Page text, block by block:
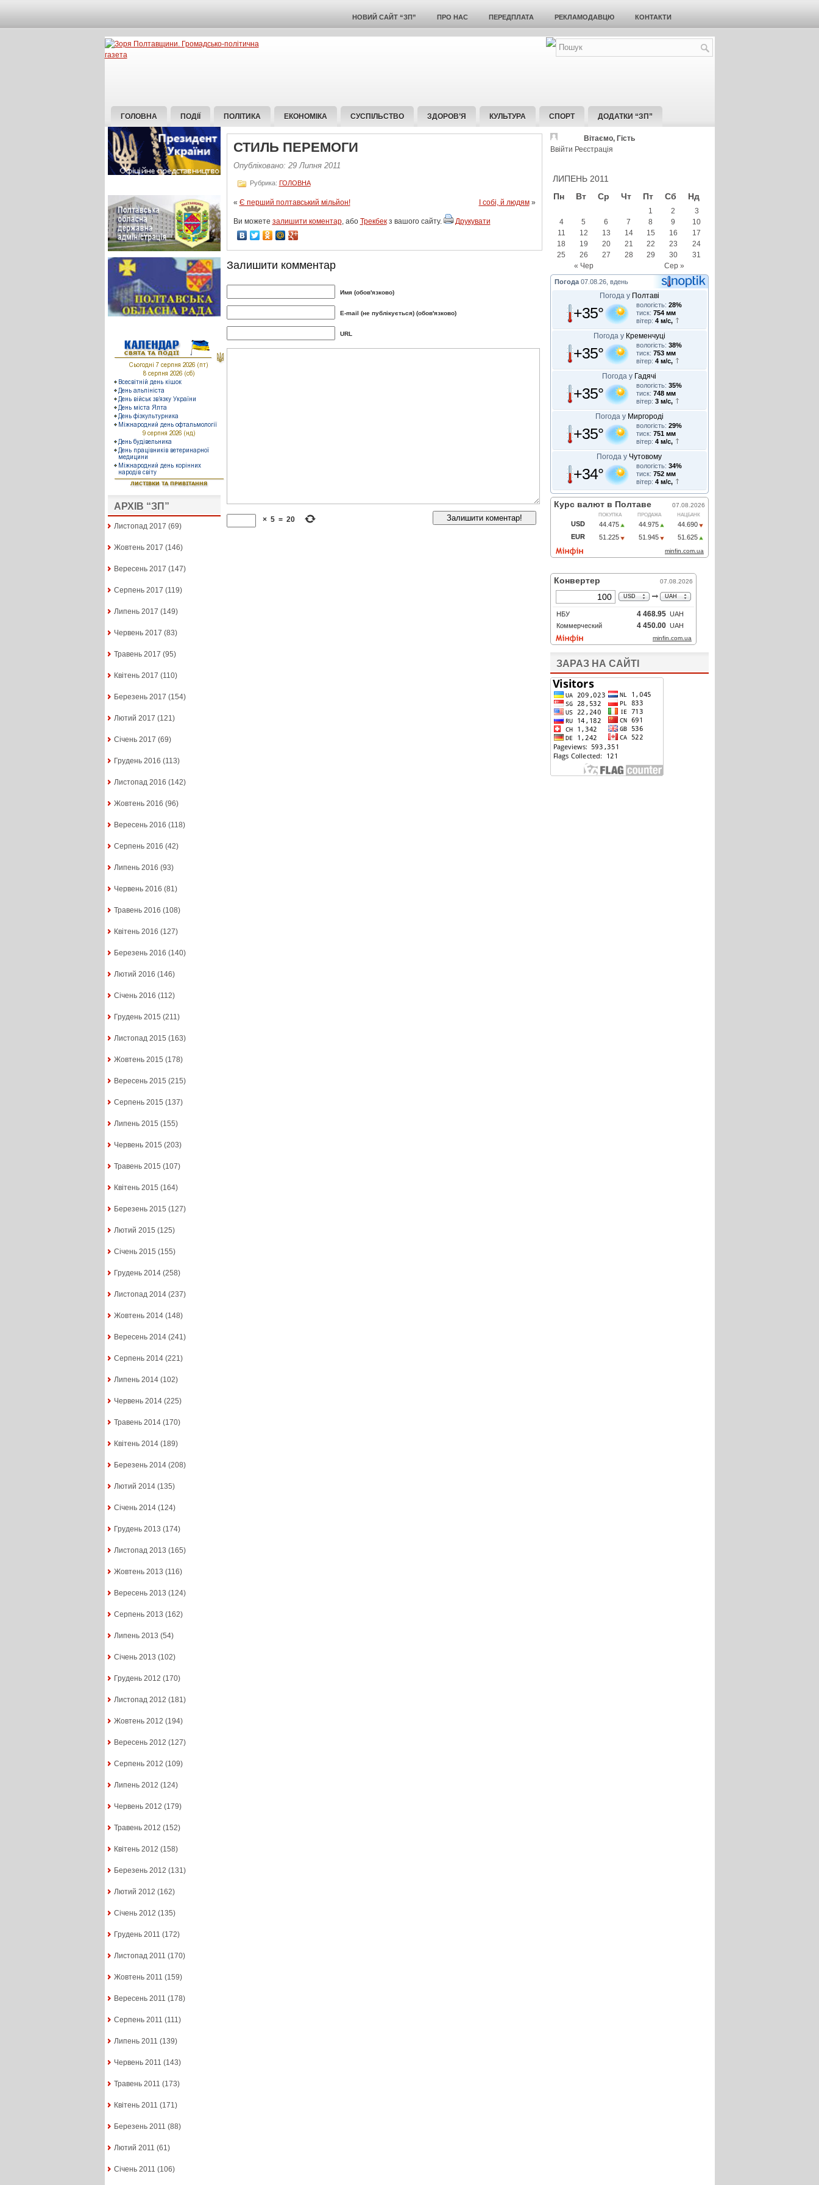
НОВИЙ САЙТ “ЗП” ПРО НАС ПЕРЕДПЛАТА РЕКЛАМОДАВЦЮ КОНТАКТИ
ГОЛОВНА ПОДІЇ ПОЛІТИКА ЕКОНОМІКА СУСПІЛЬСТВО ЗДОРОВ’Я КУЛЬТУРА СПОРТ ДОДАТКИ “ЗП”
АРХІВ “ЗП”
Листопад 2017 (69)
Жовтень 2017 (146)
Вересень 2017 (147)
Серпень 2017 (119)
Липень 2017 (149)
Червень 2017 (83)
Травень 2017 (95)
Квітень 2017 (110)
Березень 2017 (154)
Лютий 2017 (121)
Січень 2017 (69)
Грудень 2016 (113)
Листопад 2016 (142)
Жовтень 2016 (96)
Вересень 2016 (118)
Серпень 2016 (42)
Липень 2016 (93)
Червень 2016 (81)
Травень 2016 (108)
Квітень 2016 (127)
Березень 2016 (140)
Лютий 2016 (146)
Січень 2016 (112)
Грудень 2015 (211)
Листопад 2015 (163)
Жовтень 2015 (178)
Вересень 2015 (215)
Серпень 2015 (137)
Липень 2015 (155)
Червень 2015 (203)
Травень 2015 (107)
Квітень 2015 (164)
Березень 2015 (127)
Лютий 2015 (125)
Січень 2015 (155)
Грудень 2014(258)
Листопад 2014(237)
Жовтень 2014(148)
Вересень 2014(241)
Серпень 2014(221)
Липень 2014(102)
Червень 2014(225)
Травень 2014(170)
Квітень 2014(189)
Березень 2014(208)
Лютий 2014(135)
Січень 2014(124)
Грудень 2013 (174)
Листопад 2013 (165)
Жовтень 2013 (116)
Вересень 2013 (124)
Серпень 2013 (162)
Липень 2013 (54)
Січень 2013 (102)
Грудень 2012 (170)
Листопад 2012 (181)
Жовтень 2012 (194)
Вересень 2012 (127)
Серпень 2012 (109)
Липень 2012 (124)
Червень 2012 (179)
Травень 2012 (152)
Квітень 2012 (158)
Березень 2012 (131)
Лютий 2012 (162)
Січень 2012 (135)
Грудень 2011 (172)
Листопад 2011 (170)
Жовтень 2011 (159)
Вересень 2011 (178)
Серпень 2011 (111)
Липень 2011 (139)
Червень 2011 (143)
Травень 2011 (173)
Квітень 2011 (171)
Березень 2011 (88)
Лютий 2011 (61)
Січень 2011 (106)
СТИЛЬ ПЕРЕМОГИ
Опубліковано: 29 Липня 2011
Рубрика: ГОЛОВНА
« Є перший полтавський мільйон! І собі, й людям»
Ви можете залишити коментар, або Трекбекз вашого сайту. Друкувати
Залишити комментар
Имя (обов'язково)
E-mail (не публікується) (обов'язково)
URL
× 5 = 20
Вітаємо, Гість
Ввійти Реєстрація
ЛИПЕНЬ 2011
Пн
Вт Ср Чт Пт Сб Нд
« Чер Сер »
1 2
3
4
5 6 7 8 9
10
11
12 13 14 15 16
17
18
19 20 21 22 23
24
25
26 27 28 29 30 31
Погода 07.08.26, вдень
Погода у Полтаві
+35° вологість: 28%
тиск: 754 мм
вітер: 4 м/с,
Погода у Кременчуці
+35° вологість: 38%
тиск: 753 мм
вітер: 4 м/с,
Погода у Гадячі
+35° вологість: 35%
тиск: 748 мм
вітер: 3 м/с,
Погода у Миргороді
+35° вологість: 29%
тиск: 751 мм
вітер: 4 м/с,
Погода у Чутовому
+34° вологість: 34%
тиск: 752 мм
вітер: 4 м/с,
ЗАРАЗ НА САЙТІ